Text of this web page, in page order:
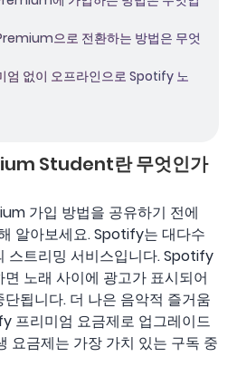
으로 전환하는 방법은 무엇
엄 없이 오프라인으로 Spotify 노
Student란 무엇인가
가입 방법을 공유하기 전에
알아보세요. Spotify는 대다수
스트리밍 서비스입니다. Spotify
노래 사이에 광고가 표시되어
됩니다. 더 나은 음악적 즐거움
프리미엄 요금제로 업그레이드
요금제는 가장 가치 있는 구독 중